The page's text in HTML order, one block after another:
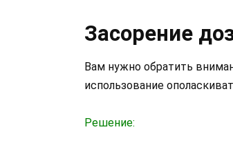
Засорение
Вам нужно обратить
использование
Решение: